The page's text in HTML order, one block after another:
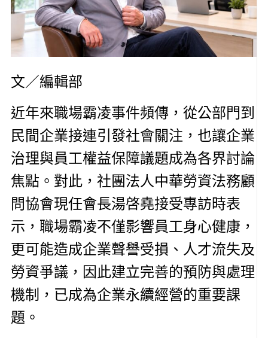
文／編輯部
近年來職場霸凌事件頻傳，從公部門到
民間企業接連引發社會關注，也讓企業
治理與員工權益保障議題成為各界討論
焦點。對此，社團法人中華勞資法務顧
問協會現任會長湯啓堯接受專訪時表
示，職場霸凌不僅影響員工身心健康，
更可能造成企業聲譽受損、人才流失及
勞資爭議，因此建立完善的預防與處理
機制，已成為企業永續經營的重要課
題。